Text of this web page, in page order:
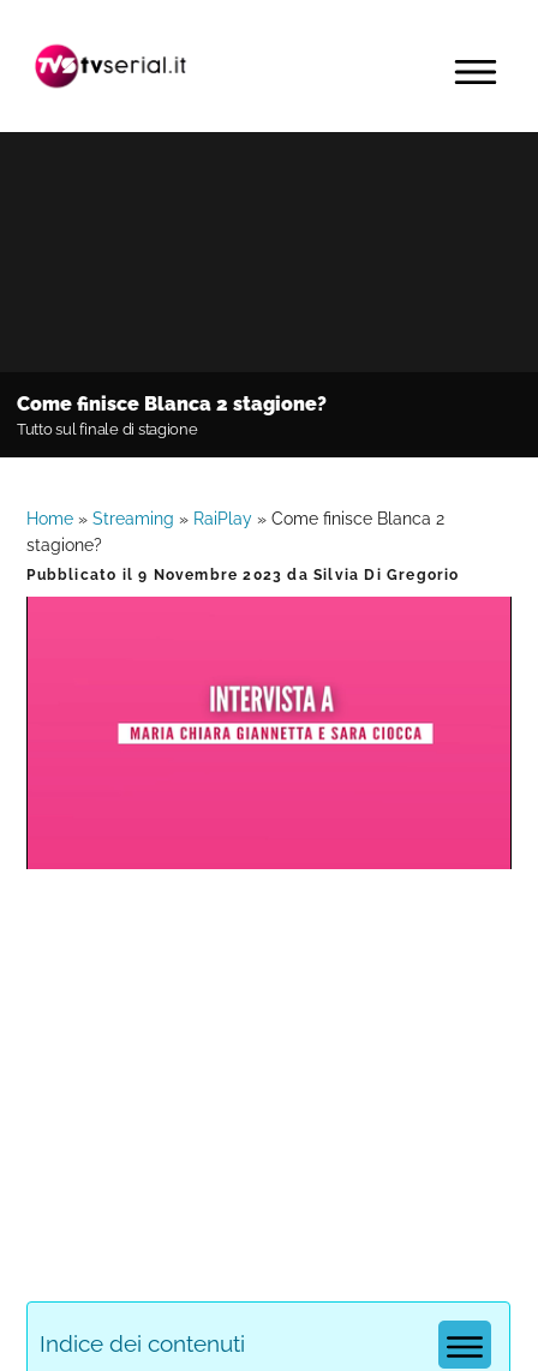
navigazione
contenuto
barra
primaria
MENU
Come finisce Blanca 2 stagione?
Tutto sul finale di stagione
Home »Streaming » RaiPlay »Come finisce Blanca 2
stagione?
Pubblicato il9 Novembre 2023 daSilvia Di Gregorio
0%
0%
Indice dei contenuti